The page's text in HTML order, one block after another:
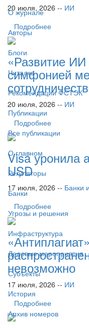
О журнале
Авторы
Блоги
Читалка
Рекомендации ФСТЭК
Публикации
Все публикации
О главном
Регуляторы
Банки
Угрозы и решения
Инфраструктура
Деловые мероприятия
Субъекты
История
Архив номеров
20 июля, 2026 -- ИИ
Подробнее
«Развитие
симфонией
20 июля, 2026 -- ИИ
Подробнее
Visa уронила
USD
17 июля, 2026 -- Банки
Подробнее
невозможно
17 июля, 2026 -- ИИ
Подробнее